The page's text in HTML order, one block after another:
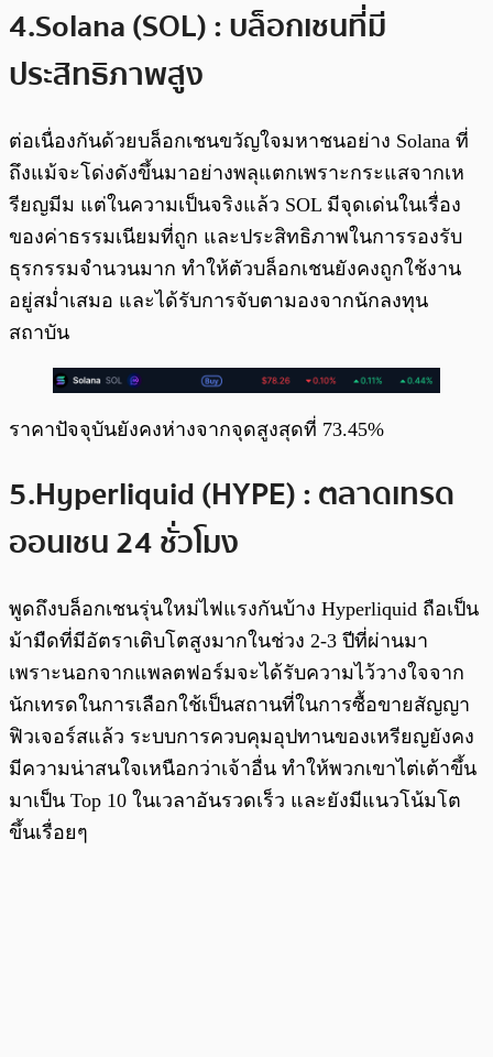
4.Solana (SOL) : บล็อกเชนที่มี
ประสิทธิภาพสูง
ต่อเนื่องกันด้วยบล็อกเชนขวัญใจมหาชนอย่าง Solana ที่
ถึงแม้จะโด่งดังขึ้นมาอย่างพลุแตกเพราะกระแสจากเห
รียญมีม แต่ในความเป็นจริงแล้ว SOL มีจุดเด่นในเรื่อง
ของค่าธรรมเนียมที่ถูก และประสิทธิภาพในการรองรับ
ธุรกรรมจำนวนมาก ทำให้ตัวบล็อกเชนยังคงถูกใช้งาน
อยู่สม่ำเสมอ และได้รับการจับตามองจากนักลงทุน
สถาบัน
ราคาปัจจุบันยังคงห่างจากจุดสูงสุดที่ 73.45%
5.Hyperliquid (HYPE) : ตลาดเทรด
ออนเชน 24 ชั่วโมง
พูดถึงบล็อกเชนรุ่นใหม่ไฟแรงกันบ้าง Hyperliquid ถือเป็น
ม้ามืดที่มีอัตราเติบโตสูงมากในช่วง 2-3 ปีที่ผ่านมา
เพราะนอกจากแพลตฟอร์มจะได้รับความไว้วางใจจาก
นักเทรดในการเลือกใช้เป็นสถานที่ในการซื้อขายสัญญา
ฟิวเจอร์สแล้ว ระบบการควบคุมอุปทานของเหรียญยังคง
มีความน่าสนใจเหนือกว่าเจ้าอื่น ทำให้พวกเขาไต่เต้าขึ้น
มาเป็น Top 10 ในเวลาอันรวดเร็ว และยังมีแนวโน้มโต
ขึ้นเรื่อยๆ